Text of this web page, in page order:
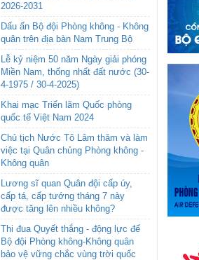
2026-2031
Dấu ấn Bộ đội Phòng không - Không
quân trên địa bàn Nam Trung Bộ
Lễ kỷ niệm 50 năm Ngày giải phóng
Miền Nam, thống nhất đất nước (30-
4-1975 / 30-4-2025)
Khai mạc Triển lãm Quốc phòng
quốc tế Việt Nam 2024
Chủ tịch Nước Tô Lâm thăm và làm
việc tại Quân chủng Phòng không -
Không quân
Lương sĩ quan Quân đội cấp úy,
cấp tá, cấp tướng tháng 7 này
được tăng lên nhiều không?
Thi đua Quyết thắng - động lực để
Bộ đội Phòng không-Không quân
bảo vệ vững chắc vùng trời quốc